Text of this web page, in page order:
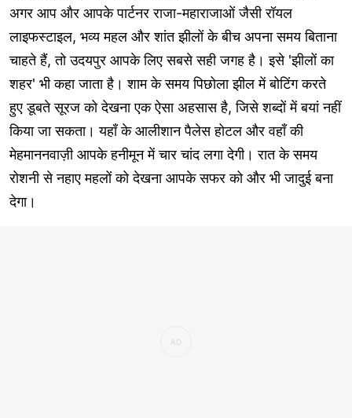
अगर आप और आपके पार्टनर राजा-महाराजाओं जैसी रॉयल
लाइफस्टाइल, भव्य महल और शांत झीलों के बीच अपना समय बिताना
चाहते हैं, तो उदयपुर आपके लिए सबसे सही जगह है। इसे 'झीलों का
शहर' भी कहा जाता है। शाम के समय पिछोला झील में बोटिंग करते
हुए डूबते सूरज को देखना एक ऐसा अहसास है, जिसे शब्दों में बयां नहीं
किया जा सकता। यहाँ के आलीशान पैलेस होटल और वहाँ की
मेहमाननवाज़ी आपके हनीमून में चार चांद लगा देगी। रात के समय
रोशनी से नहाए महलों को देखना आपके सफर को और भी जादुई बना
देगा।